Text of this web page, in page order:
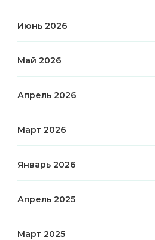
Июнь 2026
Май 2026
Апрель 2026
Март 2026
Январь 2026
Апрель 2025
Март 2025